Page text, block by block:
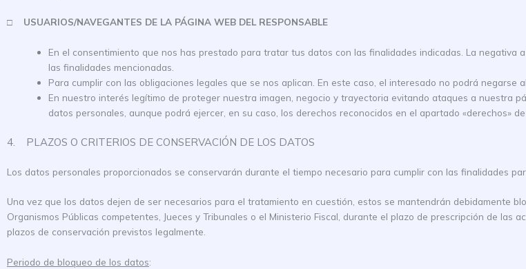
□ USUARIOS/NAVEGANTES DE LA PÁGINA WEB DEL RESPONSABLE
En el consentimiento que nos has prestado para tratar tus datos con las finalidades indicadas. La
las finalidades mencionadas.
Para cumplir con las obligaciones legales que se nos aplican. En este caso, el interesado no podrá negarse
En nuestro interés legítimo de proteger nuestra imagen, negocio y trayectoria evitando ataques a nuestra
datos personales, aunque podrá ejercer, en su caso, los derechos reconocidos en el apartado «derechos»
4. PLAZOS O CRITERIOS DE CONSERVACIÓN DE LOS DATOS
Los datos personales proporcionados se conservarán durante el tiempo necesario para cumplir con las finalidades
Una vez que los datos dejen de ser necesarios para el tratamiento en cuestión, estos se mantendrán debidamente
Organismos Públicas competentes, Jueces y Tribunales o el Ministerio Fiscal, durante el plazo de prescripción de las
plazos de conservación previstos legalmente.
Periodo de bloqueo de los datos: